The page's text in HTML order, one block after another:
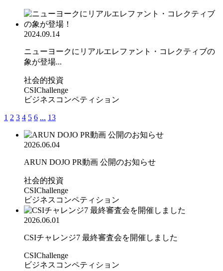
2024.09.14
ニューヨークにリアルエレファント・コレクティブの
象が登場...
社会的投資
CSIChallenge
ビジネスコンペティション
1 2 3 4 5 6 ... 13
2026.06.04
ARUN DOJO PR動画 公開のお知らせ
社会的投資
CSIChallenge
ビジネスコンペティション
2026.06.01
CSIチャレンジ7 最終審査会を開催しました
CSIChallenge
ビジネスコンペティション